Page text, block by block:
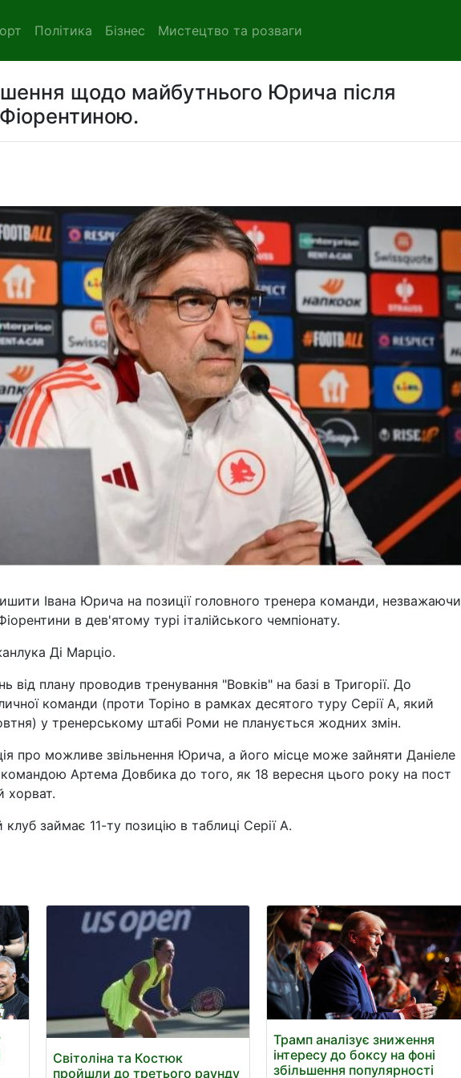
Політика Бізнес Мистецтво та розваги
щодо майбутнього Юрича після
Івана Юрича на позиції головного тренера команди, незважаючи
в дев'ятому турі італійського чемпіонату.
Ді Марціо.
від плану проводив тренування "Вовків" на базі в Тригорії. До
команди (проти Торіно в рамках десятого туру Серії А, який
у тренерському штабі Роми не планується жодних змін.
про можливе звільнення Юрича, а його місце може зайняти Даніеле
Артема Довбика до того, як 18 вересня цього року на пост
хорват.
займає 11-ту позицію в таблиці Серії А.
Світоліна та Костюк
пройшли до третього раунду
Трамп аналізує зниження
інтересу до боксу на фоні
збільшення популярності